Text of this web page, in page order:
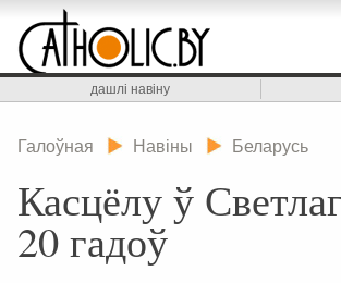
дашлі навіну
Галоўная Навіны Беларусь
Касцёлу ў
20 гадоў